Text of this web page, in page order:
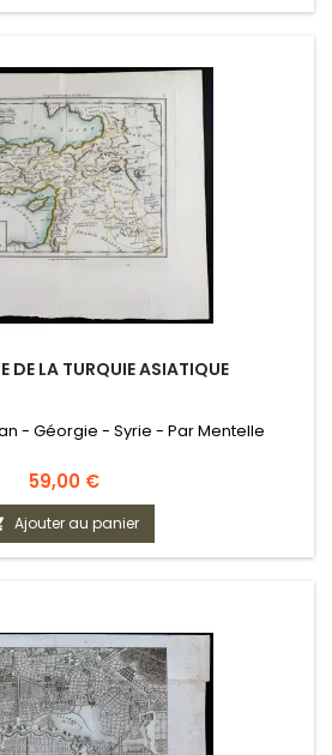
DE LA TURQUIE ASIATIQUE
- Géorgie - Syrie - Par Mentelle
Prix
59,00 €
Ajouter au panier